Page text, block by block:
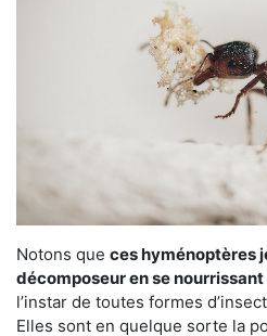
Notons que ces hyménoptères
décomposeur en se
l’instar de toutes formes
Elles sont en quelque sorte la